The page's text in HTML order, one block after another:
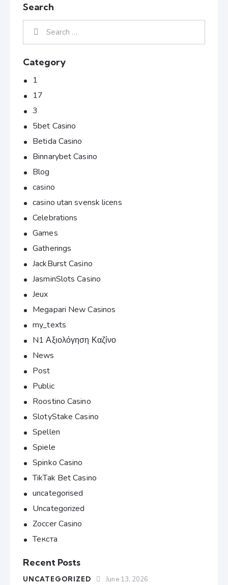
Search
Category
1
17
3
5bet Casino
Betida Casino
Binnarybet Casino
Blog
casino
casino utan svensk licens
Celebrations
Games
Gatherings
JackBurst Casino
JasminSlots Casino
Jeux
Megapari New Casinos
my_texts
N1 Αξιολόγηση Καζίνο
News
Post
Public
Roostino Casino
SlotyStake Casino
Spellen
Spiele
Spinko Casino
TikTak Bet Casino
uncategorised
Uncategorized
Zoccer Casino
Текста
Recent Posts
UNCATEGORIZED June 13, 2026